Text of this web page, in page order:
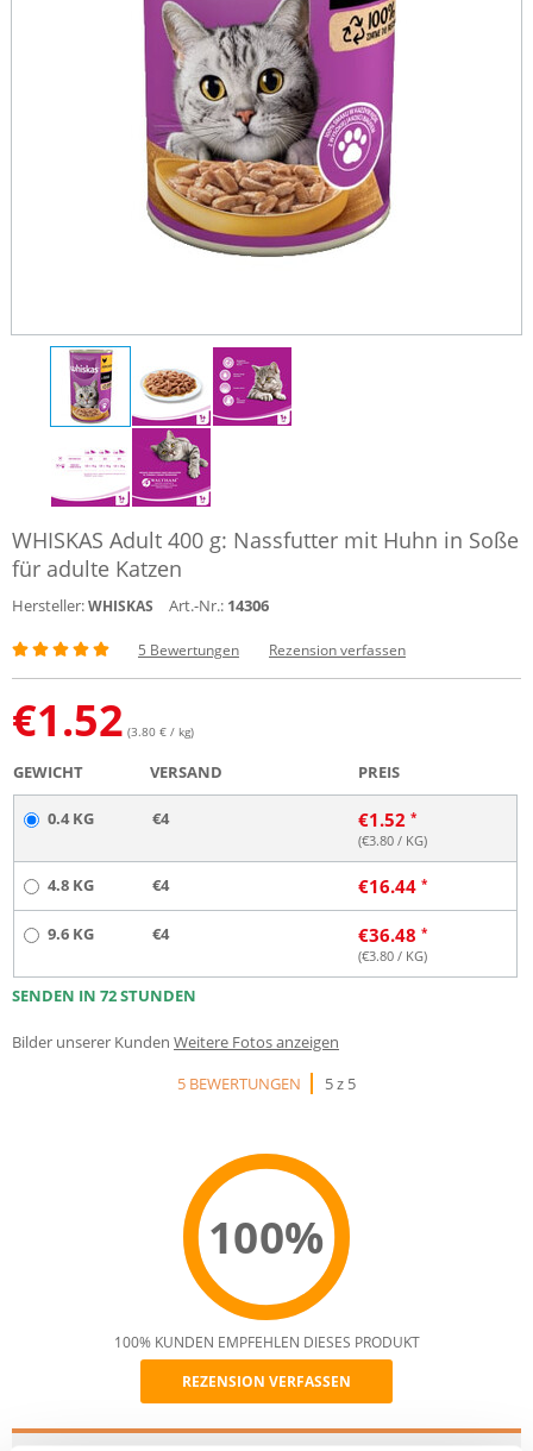
WHISKAS Adult 400 g: Nassfutter mit Huhn in Soße
für adulte Katzen
Hersteller:WHISKAS Art.-Nr.: 14306
5 Bewertungen Rezension verfassen
€1.52 (3.80 € / kg)
GEWICHT VERSAND PREIS
0.4 KG €4 €1.52
(€3.80 / KG)
4.8 KG €4 €16.44
9.6 KG €4 €36.48
(€3.80 / KG)
SENDEN IN 72 STUNDEN
Bilder unserer Kunden Weitere Fotos anzeigen
5 BEWERTUNGEN
5 z 5
100%
Recommend
100% KUNDEN EMPFEHLEN DIESES PRODUKT
REZENSION VERFASSEN